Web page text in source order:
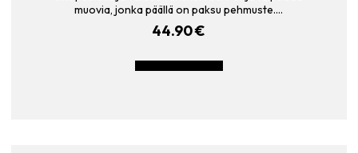
muovia, jonka päällä on paksu pehmuste.…
44.90€